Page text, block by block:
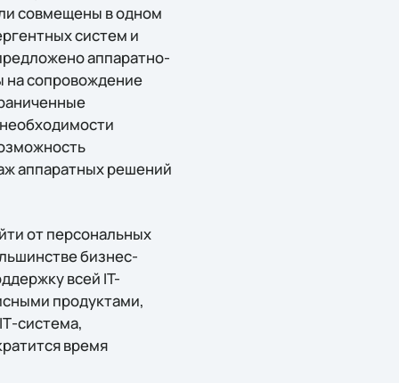
совмещены в одном
систем и
аппаратно-
на сопровождение
аппаратных решений
от персональных
бизнес-
всей IT-
продуктами,
система,
время